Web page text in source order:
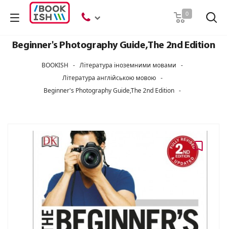
0
Beginner's Photography Guide,The 2nd Edition
BOOKISH - Література іноземними мовами -
Література англійською мовою -
Beginner's Photography Guide,The 2nd Edition -